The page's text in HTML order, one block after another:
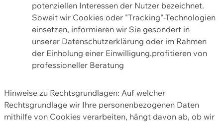
potenziellen Interessen der Nutzer bezeichnet.
Soweit wir Cookies oder "Tracking"-Technologien
einsetzen, informieren wir Sie gesondert in
unserer Datenschutzerklärung oder im Rahmen
der Einholung einer Einwilligung.profitieren von
professioneller Beratung
Hinweise zu Rechtsgrundlagen: Auf welcher
Rechtsgrundlage wir Ihre personenbezogenen Daten
mithilfe von Cookies verarbeiten, hängt davon ab, ob wir